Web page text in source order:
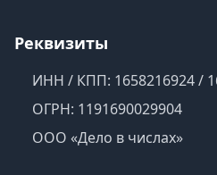
Реквизиты
ИНН / КПП: 1658216924 /
ОГРН: 1191690029904
ООО «Дело в числах»